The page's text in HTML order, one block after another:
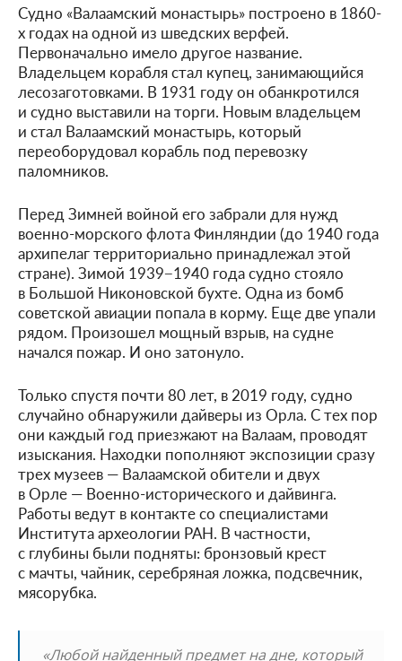
Судно «Валаамский монастырь» построено в 1860-
х годах на одной из шведских верфей.
Первоначально имело другое название.
Владельцем корабля стал купец, занимающийся
лесозаготовками. В 1931 году он обанкротился
и судно выставили на торги. Новым владельцем
и стал Валаамский монастырь, который
переоборудовал корабль под перевозку
паломников.
Перед Зимней войной его забрали для нужд
военно-морского флота Финляндии (до 1940 года
архипелаг территориально принадлежал этой
стране). Зимой 1939−1940 года судно стояло
в Большой Никоновской бухте. Одна из бомб
советской авиации попала в корму. Еще две упали
рядом. Произошел мощный взрыв, на судне
начался пожар. И оно затонуло.
Только спустя почти 80 лет, в 2019 году, судно
случайно обнаружили дайверы из Орла. С тех пор
они каждый год приезжают на Валаам, проводят
изыскания. Находки пополняют экспозиции сразу
трех музеев — Валаамской обители и двух
в Орле — Военно-исторического и дайвинга.
Работы ведут в контакте со специалистами
Института археологии РАН. В частности,
с глубины были подняты: бронзовый крест
с мачты, чайник, серебряная ложка, подсвечник,
мясорубка.
«Любой найденный предмет на дне, который